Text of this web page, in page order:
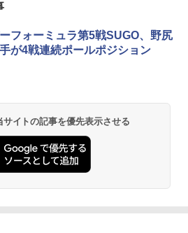
フォーミュラ第5戦SUGO、野尻
が4戦連続ポールポジション
イトの記事を優先表示させる